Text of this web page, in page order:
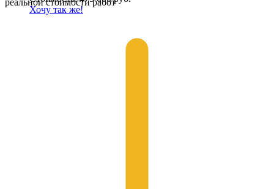
Хочу так же!
реальной стоимости работ